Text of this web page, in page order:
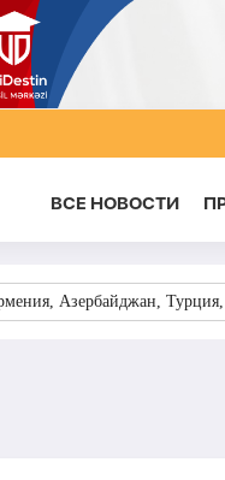
ВСЕ НОВОСТИ
Азербайджан, Турция,